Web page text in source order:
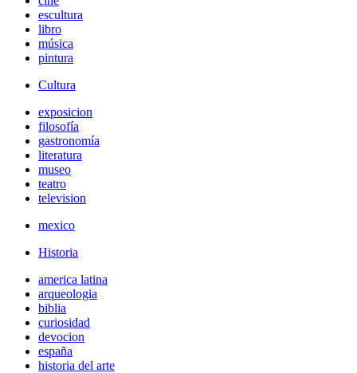
escultura
libro
música
pintura
Cultura
exposicion
filosofía
gastronomía
literatura
museo
teatro
television
mexico
Historia
america latina
arqueologia
biblia
curiosidad
devocion
españa
historia del arte